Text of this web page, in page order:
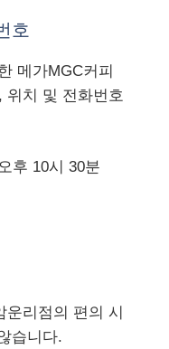
호
메가MGC커피
위치 및 전화번호
후 10시 30분
운리점의 편의 시
습니다.